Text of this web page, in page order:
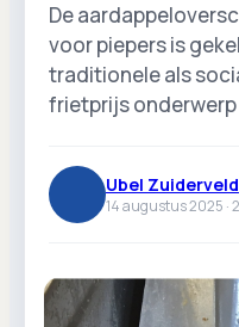
De
voor piepers is
traditionele als
frietprijs onderwerp
Ubel Zuiderveld
14 augustus 2025 ·2